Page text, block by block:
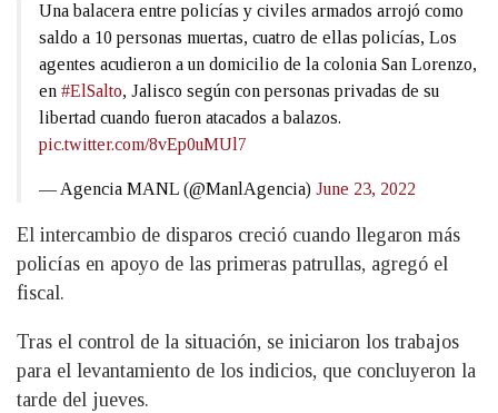
Una balacera entre policías y civiles armados arrojó como
saldo a 10 personas muertas, cuatro de ellas policías, Los
agentes acudieron a un domicilio de la colonia San Lorenzo,
en #ElSalto, Jalisco según con personas privadas de su
libertad cuando fueron atacados a balazos.
pic.twitter.com/8vEp0uMUl7
— Agencia MANL (@ManlAgencia) June 23, 2022
El intercambio de disparos creció cuando llegaron más
policías en apoyo de las primeras patrullas, agregó el
fiscal.
Tras el control de la situación, se iniciaron los trabajos
para el levantamiento de los indicios, que concluyeron la
tarde del jueves.